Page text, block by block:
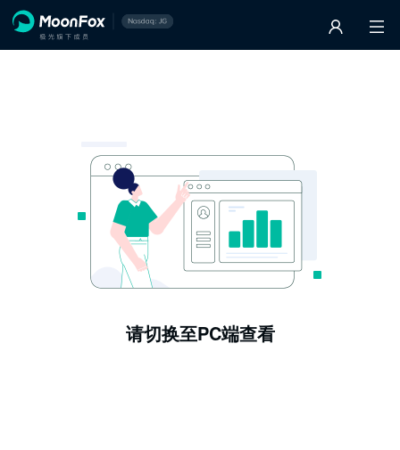
请切换至PC端查看